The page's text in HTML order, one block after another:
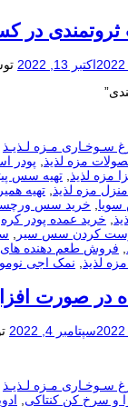
در
اکتبر 13, 2022
سـوخـاری مـزه لـذیـذ
مزه لذیذ, پودر
مزه لذیذ, تهیه سس
مزه لذیذ, تهیه
, خرید سس
, خرید عمده پودر کره
کردن سس سیر ,
, فروش طعم دهنده های
لذیذ, نمک اجی
در صورت
سپتامبر 4, 2022
سـوخـاری مـزه لـذیـذ
و سرخ کن کنتاکی